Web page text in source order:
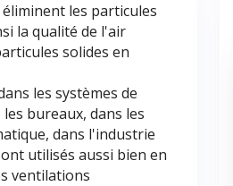
les particules
la qualité de l'air
solides en
les systèmes de
bureaux, dans les
dans l'industrie
utilisés aussi bien en
ventilations